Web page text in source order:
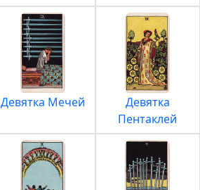
Девятка Мечей
Девятка
Пентаклей